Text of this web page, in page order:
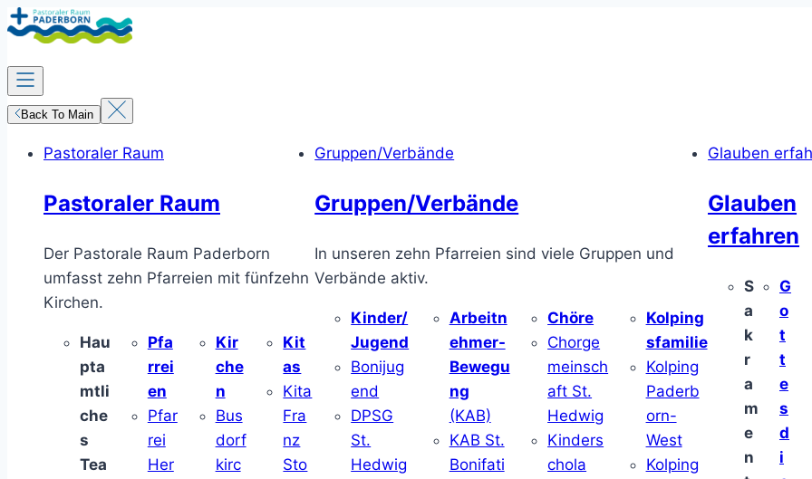
Zum
Inhalt
springen
Back To Main
Pastoraler Raum
Pastoraler Raum
Der Pastorale Raum Paderborn
umfasst zehn Pfarreien mit fünfzehn
Kirchen.
Hau
pta
mtli
che
s
Tea
Pfa
rrei
en
Pfar
rei
Her
Kir
che
n
Bus
dorf
kirc
Kit
as
Kita
Fra
nz
Sto
Gruppen/Verbände
Gruppen/Verbände
In unseren zehn Pfarreien sind viele Gruppen und
Verbände aktiv.
Kinder/
Jugend
Bonijug
end
DPSG
St.
Hedwig
Arbeitn
ehmer-
Bewegu
ng
(KAB)
KAB St.
Bonifati
Chöre
Chorge
meinsch
aft St.
Hedwig
Kinders
chola
Kolping
sfamilie
Kolping
Paderb
orn-
West
Kolping
Glauben
Glauben
erfahren
S
a
k
r
a
m
e
n
G
o
t
t
e
s
d
i